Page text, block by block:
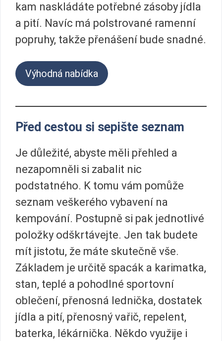
kam naskládáte potřebné zásoby jídla
a pití. Navíc má polstrované ramenní
popruhy, takže přenášení bude snadné.
Výhodná nabídka
Před cestou si sepište seznam
Je důležité, abyste měli přehled a
nezapomněli si zabalit nic
podstatného. K tomu vám pomůže
seznam veškerého vybavení na
kempování. Postupně si pak jednotlivé
položky odškrtávejte. Jen tak budete
mít jistotu, že máte skutečně vše.
Základem je určitě spacák a karimatka,
stan, teplé a pohodlné sportovní
oblečení, přenosná lednička, dostatek
jídla a pití, přenosný vařič, repelent,
baterka, lékárnička. Někdo využije i